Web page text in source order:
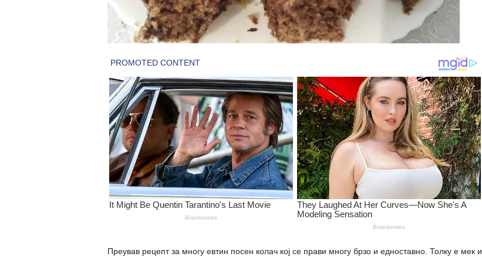
Преував рецепт за многу евтин посен колач кој се прави многу брзо и едноставно. Толку е мек и